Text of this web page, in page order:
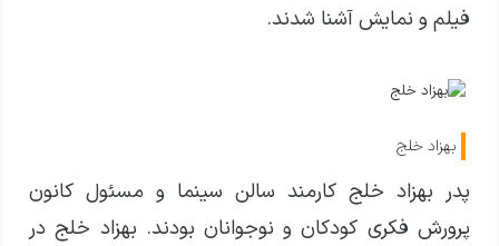
فیلم و نمایش آشنا شدند.
بهزاد خلج
پدر بهزاد خلج کارمند سالن سینما و مسئول کانون
پرورش فکری کودکان و نوجوانان بودند. بهزاد خلج در